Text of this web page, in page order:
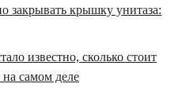
закрывать крышку унитаза:
известно, сколько стоит
самом деле